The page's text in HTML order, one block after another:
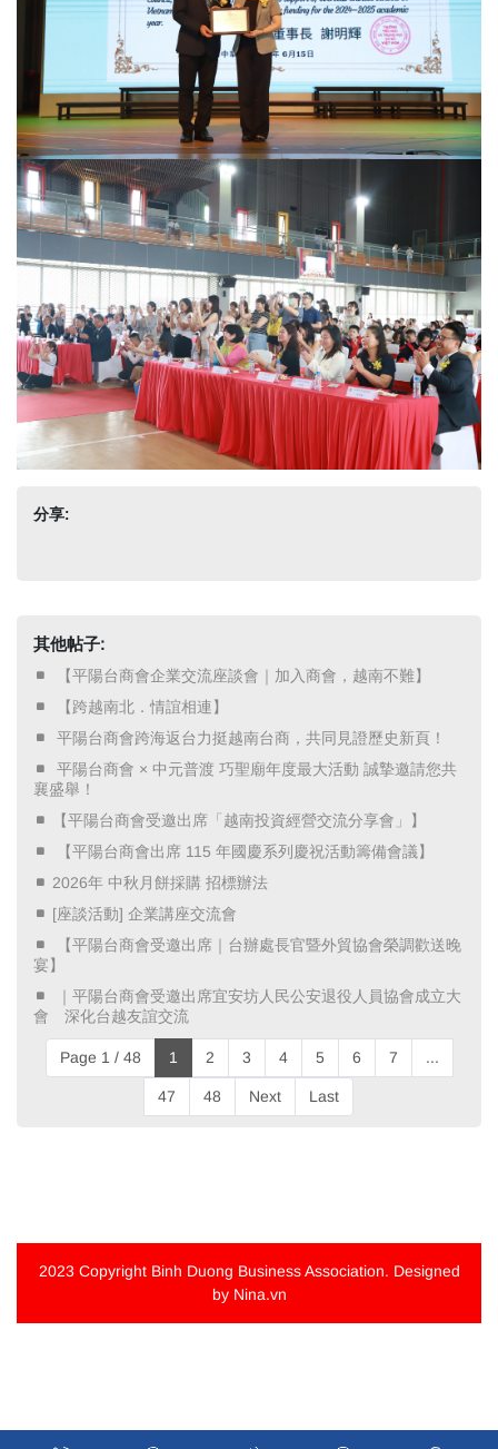
分享:
其他帖子:
​ 【平陽台商會企業交流座談會｜加入商會，越南不難】 ​
​ 【跨越南北．情誼相連】 ​
​ 平陽台商會跨海返台力挺越南台商，共同見證歷史新頁！ ​
​ 平陽台商會 × 中元普渡 巧聖廟年度最大活動 誠摯邀請您共
襄盛舉！ ​
【平陽台商會受邀出席「越南投資經營交流分享會」】
​ 【平陽台商會出席 115 年國慶系列慶祝活動籌備會議】 ​
2026年 中秋月餅採購 招標辦法
[座談活動] 企業講座交流會
​ 【平陽台商會受邀出席｜台辦處長官暨外貿協會榮調歡送晚
宴】 ​
​ ｜平陽台商會受邀出席宜安坊人民公安退役人員協會成立大
會 深化台越友誼交流 ​
Page 1 / 48 1 2 3 4 5 6 7 ...
47 48 Next Last
2023 Copyright Binh Duong Business Association. Designed
by Nina.vn